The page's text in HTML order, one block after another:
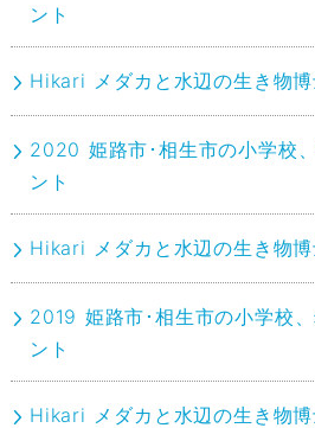
ント
Hikari メダカと水辺の生き物博
2020 姫路市･相生市の小学校
ント
Hikari メダカと水辺の生き物
2019 姫路市･相生市の小学校
ント
Hikari メダカと水辺の生き物博